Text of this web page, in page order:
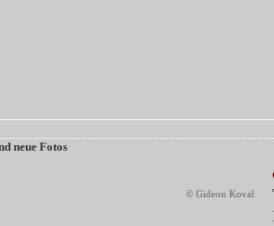
neue Fotos
© Gideon Koval